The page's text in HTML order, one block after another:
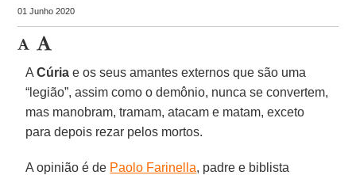
01 Junho 2020
ACúria e os seus amantes externos que são uma
“legião”, assim como o demônio, nunca se convertem,
mas manobram, tramam, atacam e matam, exceto
para depois rezar pelos mortos.
A opinião é de Paolo Farinella, padre e biblista